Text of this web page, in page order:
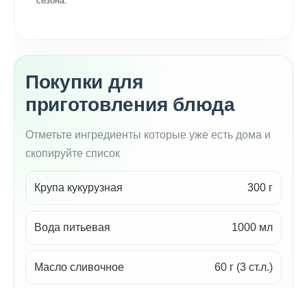
Покупки для
приготовления блюда
Отметьте ингредиенты которые уже есть дома и
скопируйте список
Крупа кукурузная 300 г
Вода питьевая 1000 мл
Масло сливочное 60 г (3 ст.л.)